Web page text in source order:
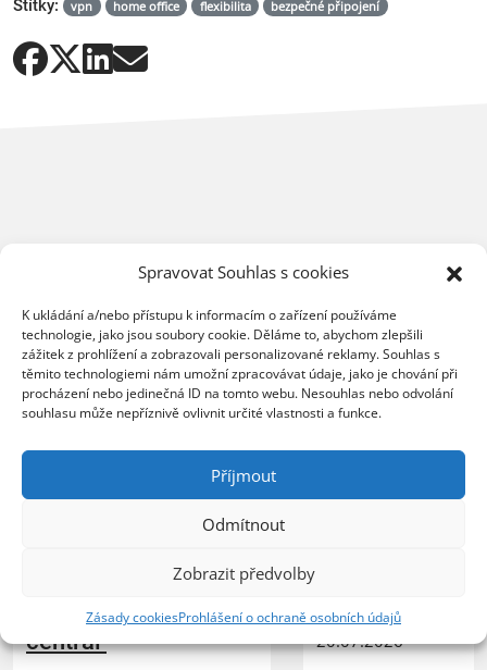
Spravovat Souhlas s cookies
K ukládání a/nebo přístupu k informacím o zařízení používáme
technologie, jako jsou soubory cookie. Děláme to, abychom zlepšili
zážitek z prohlížení a zobrazovali personalizované reklamy. Souhlas s
těmito technologiemi nám umožní zpracovávat údaje, jako je chování při
procházení nebo jedinečná ID na tomto webu. Nesouhlas nebo odvolání
souhlasu může nepříznivě ovlivnit určité vlastnosti a funkce.
Příjmout
Odmítnout
Zobrazit předvolby
Zásady cookiesProhlášení o ochraně osobních údajů
Štítky: vpn home office flexibilita bezpečné připojení
Mohlo by vás dále zajímat
ZEBRA SYSTEMS:
úspěšně řídí svůj růst
s řešením N-able N-
central
20.07.2026